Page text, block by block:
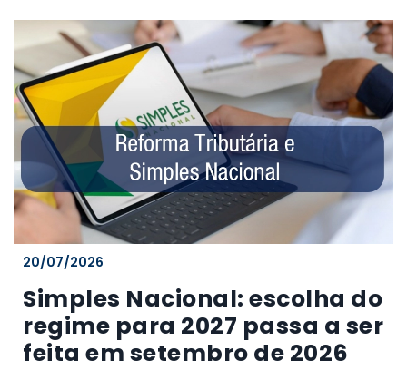
20/07/2026
Simples Nacional: escolha do
regime para 2027 passa a ser
feita em setembro de 2026